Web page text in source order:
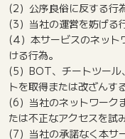
(2）公序良俗に反する行
(3）当社の運営を妨げる
(4）本サービスのネット
ける行為。
(5）BOT、チートツール
トを取得または改ざんす
(6）当社のネットワーク
たは不正なアクセスを試
(7）当社の承諾なく本サ